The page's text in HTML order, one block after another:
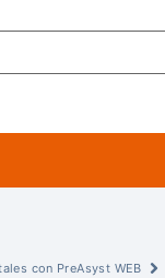
con PreAsyst WEB